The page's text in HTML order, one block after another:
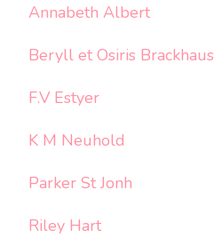
Annabeth Albert
Beryll et Osiris Brackhaus
F.V Estyer
K M Neuhold
Parker St Jonh
Riley Hart